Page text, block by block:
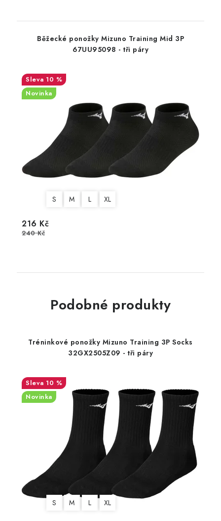
Běžecké ponožky Mizuno Training Mid 3P
67UU95098 - tři páry
10 %
Novinka
S M L XL
216 Kč
240 Kč
Podobné produkty
Tréninkové ponožky Mizuno Training 3P Socks
32GX2505Z09 - tři páry
10 %
Novinka
S M L XL